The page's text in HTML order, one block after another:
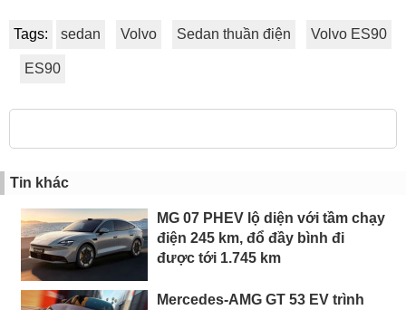
Tags: sedan Volvo Sedan thuần điện Volvo ES90
ES90
Tin khác
MG 07 PHEV lộ diện với tầm chạy
điện 245 km, đổ đầy bình đi
được tới 1.745 km
Mercedes-AMG GT 53 EV trình